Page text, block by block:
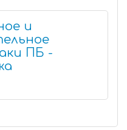
и
ПБ -